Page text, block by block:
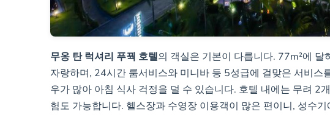
무옹 탄 럭셔리 푸꿕 호텔의 객실은 기본이 다릅니다. 77m²에
자랑하며, 24시간 룸서비스와 미니바 등 5성급에 걸맞은 서비스
우가 많아 아침 식사 걱정을 덜 수 있습니다. 호텔 내에는 무려 2
험도 가능합니다. 헬스장과 수영장 이용객이 많은 편이니, 성수